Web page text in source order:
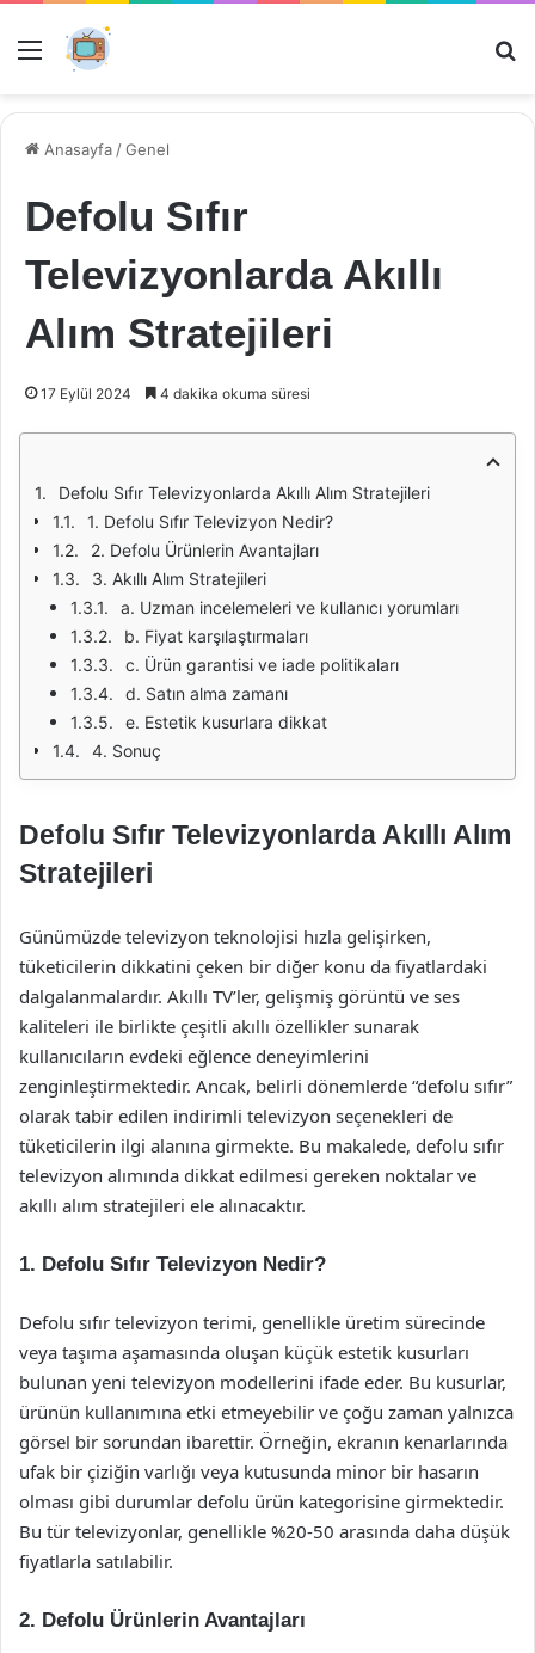
Menü
Anasayfa /Genel
Defolu Sıfır
Televizyonlarda Akıllı
Alım Stratejileri
17 Eylül 2024 4 dakika okuma süresi
Defolu Sıfır Televizyonlarda Akıllı Alım Stratejileri
1. Defolu Sıfır Televizyon Nedir?
2. Defolu Ürünlerin Avantajları
3. Akıllı Alım Stratejileri
a. Uzman incelemeleri ve kullanıcı yorumları
b. Fiyat karşılaştırmaları
c. Ürün garantisi ve iade politikaları
d. Satın alma zamanı
e. Estetik kusurlara dikkat
4. Sonuç
Defolu Sıfır Televizyonlarda Akıllı Alım
Stratejileri
Günümüzde televizyon teknolojisi hızla gelişirken,
tüketicilerin dikkatini çeken bir diğer konu da fiyatlardaki
dalgalanmalardır. Akıllı TV’ler, gelişmiş görüntü ve ses
kaliteleri ile birlikte çeşitli akıllı özellikler sunarak
kullanıcıların evdeki eğlence deneyimlerini
zenginleştirmektedir. Ancak, belirli dönemlerde “defolu sıfır”
olarak tabir edilen indirimli televizyon seçenekleri de
tüketicilerin ilgi alanına girmekte. Bu makalede, defolu sıfır
televizyon alımında dikkat edilmesi gereken noktalar ve
akıllı alım stratejileri ele alınacaktır.
1. Defolu Sıfır Televizyon Nedir?
Defolu sıfır televizyon terimi, genellikle üretim sürecinde
veya taşıma aşamasında oluşan küçük estetik kusurları
bulunan yeni televizyon modellerini ifade eder. Bu kusurlar,
ürünün kullanımına etki etmeyebilir ve çoğu zaman yalnızca
görsel bir sorundan ibarettir. Örneğin, ekranın kenarlarında
ufak bir çiziğin varlığı veya kutusunda minor bir hasarın
olması gibi durumlar defolu ürün kategorisine girmektedir.
Bu tür televizyonlar, genellikle %20-50 arasında daha düşük
fiyatlarla satılabilir.
2. Defolu Ürünlerin Avantajları